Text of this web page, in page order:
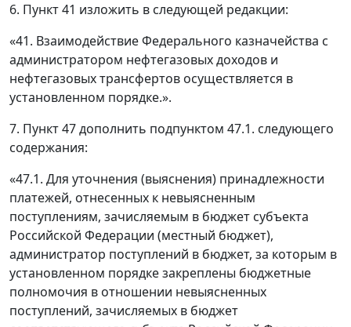
6. Пункт 41 изложить в следующей редакции:
«41. Взаимодействие Федерального казначейства с
администратором нефтегазовых доходов и
нефтегазовых трансфертов осуществляется в
установленном порядке.».
7. Пункт 47 дополнить подпунктом 47.1. следующего
содержания:
«47.1. Для уточнения (выяснения) принадлежности
платежей, отнесенных к невыясненным
поступлениям, зачисляемым в бюджет субъекта
Российской Федерации (местный бюджет),
администратор поступлений в бюджет, за которым в
установленном порядке закреплены бюджетные
полномочия в отношении невыясненных
поступлений, зачисляемых в бюджет